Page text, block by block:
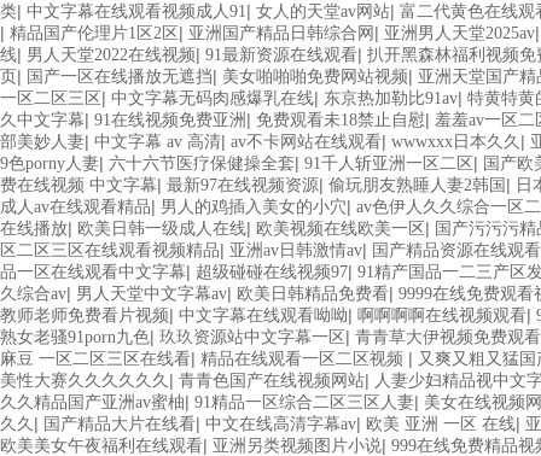
类| 中文字幕在线观看视频成人91| 女人的天堂av网站| 富二代黄色在线观
| 精品国产伦理片1区2区 | 亚洲国产精品日韩综合网 | 亚洲男人天堂2025av
线| 男人天堂2022在线视频| 91最新资源在线观看| 扒开黑森林福利视频免
页 | 国产一区在线播放无遮挡| 美女啪啪啪免费网站视频| 亚洲天堂国产
一区二区三区 | 中文字幕无码肉感爆乳在线| 东京热加勒比91av| 特黄特黄
久中文字幕| 91在线视频免费亚洲 | 免费观看未18禁止自慰| 羞羞av一区二
部美妙人妻| 中文字幕 av 高清| av不卡网站在线观看| wwwxxx日本久久 |
9色porny人妻| 六十六节医疗保健操全套| 91千人斩亚洲一区二区 | 国产欧
费在线视频 中文字幕| 最新97在线视频资源| 偷玩朋友熟睡人妻2韩国 | 日
成人av在线观看精品| 男人的鸡插入美女的小穴| av色伊人久久综合一区
在线播放| 欧美日韩一级成人在线| 欧美视频在线欧美一区 | 国产污污污
区二区三区在线观看视频精品| 亚洲av日韩激情av| 国产精品资源在线观看
品一区在线观看中文字幕| 超级碰碰在线视频97| 91精产国品一二三产区
久综合av| 男人天堂中文字幕av| 欧美日韩精品免费看| 9999在线免费观看
教师老师免费看片视频| 中文字幕在线观看呦呦| 啊啊啊啊在线视频观看|
熟女老骚91porn九色| 玖玖资源站中文字幕一区 | 青青草大伊视频免费观看
麻豆 一区二区三区在线看| 精品在线观看一区二区视频 | 又爽又粗又猛国
美性大赛久久久久久久 | 青青色国产在线视频网站| 人妻少妇精品视中文
久久精品国产亚洲av蜜柚| 91精品一区综合二区三区人妻| 美女在线视频
久久 | 国产精品大片在线看| 中文在线高清字幕av| 欧美 亚洲 一区 在线|
欧美美女午夜福利在线观看| 亚洲另类视频图片小说| 999在线免费精品视